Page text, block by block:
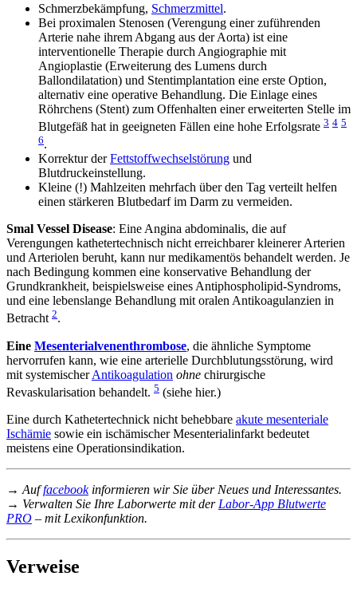
Schmerzbekämpfung, Schmerzmittel.
Bei proximalen Stenosen (Verengung einer zuführenden
Arterie nahe ihrem Abgang aus der Aorta) ist eine
interventionelle Therapie durch Angiographie mit
Angioplastie (Erweiterung des Lumens durch
Ballondilatation) und Stentimplantation eine erste Option,
alternativ eine operative Behandlung. Die Einlage eines
Röhrchens (Stent) zum Offenhalten einer erweiterten Stelle im
Blutgefäß hat in geeigneten Fällen eine hohe Erfolgsrate 3 4 5
6.
Korrektur derFettstoffwechselstörung und
Blutdruckeinstellung.
Kleine (!) Mahlzeiten mehrfach über den Tag verteilt helfen
einen stärkeren Blutbedarf im Darm zu vermeiden.
Smal Vessel Disease: Eine Angina abdominalis, die auf
Verengungen kathetertechnisch nicht erreichbarer kleinerer Arterien
und Arteriolen beruht, kann nur medikamentös behandelt werden. Je
nach Bedingung kommen eine konservative Behandlung der
Grundkrankheit, beispielsweise eines Antiphospholipid-Syndroms,
und eine lebenslange Behandlung mit oralen Antikoagulanzien in
Betracht 2.
Eine Mesenterialvenenthrombose, die ähnliche Symptome
hervorrufen kann, wie eine arterielle Durchblutungsstörung, wird
mit systemischerAntikoagulation ohne chirurgische
Revaskularisation behandelt. 5 (siehe hier.)
Eine durch Kathetertechnick nicht behebbare akute mesenteriale
Ischämie sowie ein ischämischer Mesenterialinfarkt bedeutet
meistens eine Operationsindikation.
→ Auffacebookinformieren wir Sie über Neues und Interessantes.
→ Verwalten Sie Ihre Laborwerte mit der Labor-App Blutwerte
PRO – mit Lexikonfunktion.
Verweise